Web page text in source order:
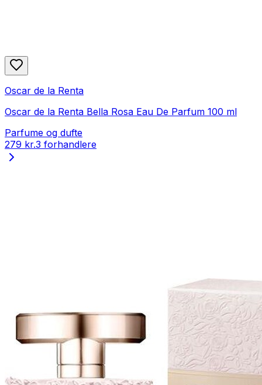
Oscar de la Renta
Oscar de la Renta Bella Rosa Eau De Parfum 100 ml
Parfume og dufte
279 kr.3 forhandlere